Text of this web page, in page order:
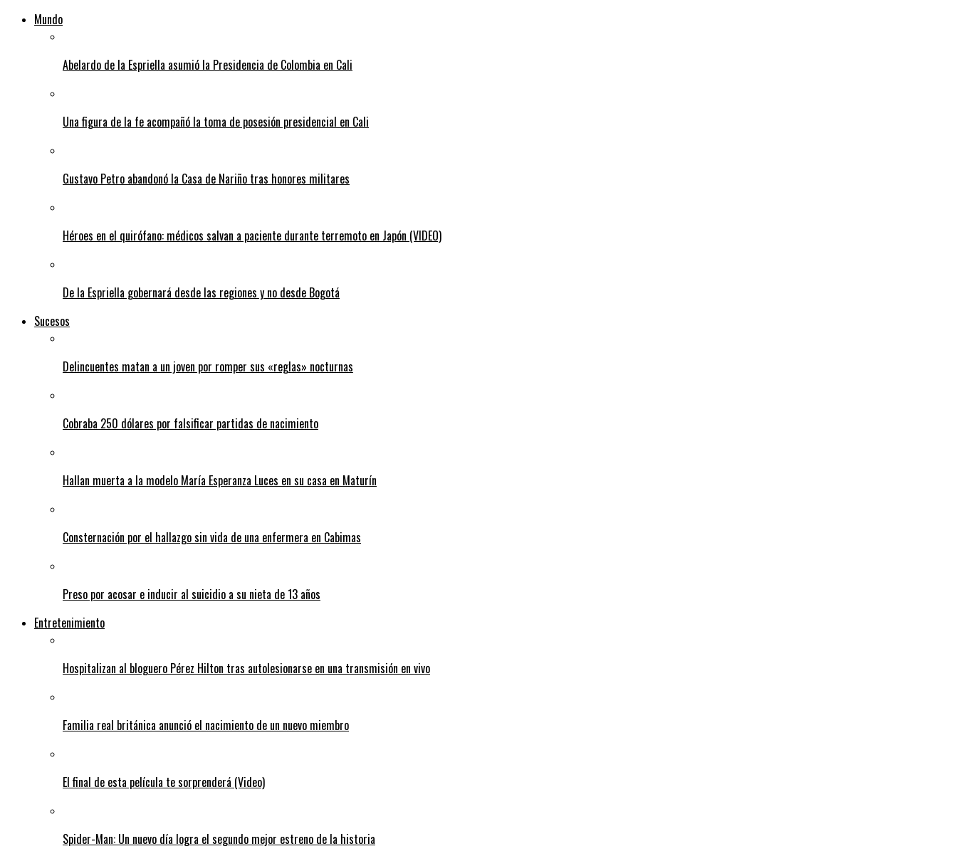
Mundo
Abelardo de la Espriella asumió la Presidencia de Colombia en Cali
Una figura de la fe acompañó la toma de posesión presidencial en Cali
Gustavo Petro abandonó la Casa de Nariño tras honores militares
Héroes en el quirófano: médicos salvan a paciente durante terremoto en Japón (VIDEO)
De la Espriella gobernará desde las regiones y no desde Bogotá
Sucesos
Delincuentes matan a un joven por romper sus «reglas» nocturnas
Cobraba 250 dólares por falsificar partidas de nacimiento
Hallan muerta a la modelo María Esperanza Luces en su casa en Maturín
Consternación por el hallazgo sin vida de una enfermera en Cabimas
Preso por acosar e inducir al suicidio a su nieta de 13 años
Entretenimiento
Hospitalizan al bloguero Pérez Hilton tras autolesionarse en una transmisión en vivo
Familia real británica anunció el nacimiento de un nuevo miembro
El final de esta película te sorprenderá (Video)
Spider-Man: Un nuevo día logra el segundo mejor estreno de la historia